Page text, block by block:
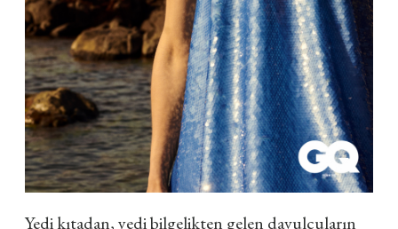
Yedi kıtadan, yedi bilgelikten gelen davulcuların